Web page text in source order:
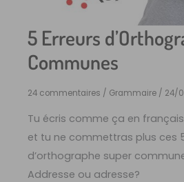
5 Erreurs
Communes
24 commentaires / Grammaire / 24/
Tu écris comme ça en
et tu ne commettras plus ces
d’orthographe super
Addresse ou adresse?